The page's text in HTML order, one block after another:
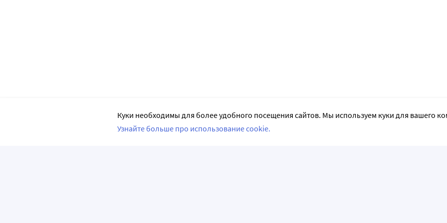
Куки необходимы для более удобного посещения сайтов. Мы используем куки для вашего
Узнайте больше про использование cookie.